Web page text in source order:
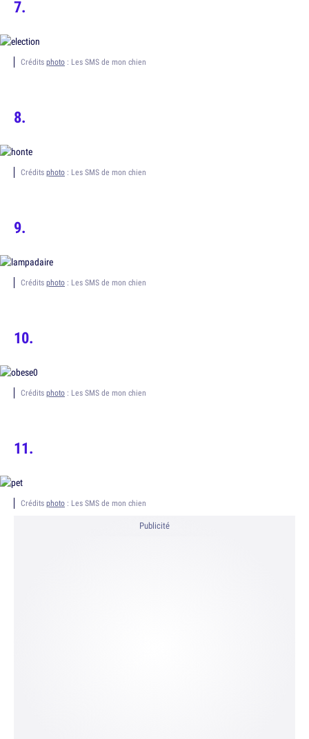
Crédits photo : Les SMS de mon chien
Crédits photo : Les SMS de mon chien
Crédits photo : Les SMS de mon chien
Crédits photo : Les SMS de mon chien
Crédits photo : Les SMS de mon chien
Publicité